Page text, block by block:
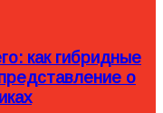
как гибридные
о